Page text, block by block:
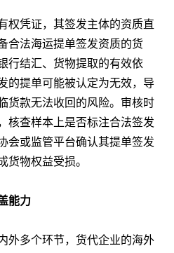
凭证，其签发主体的资质直
合法海运提单签发资质的货
行结汇、货物提取的有效依
的提单可能被认定为无效，导
货款无法收回的风险。审核时
核查样本上是否标注合法签发
会或监管平台确认其提单签发
货物权益受损。
能力
多个环节，货代企业的海外